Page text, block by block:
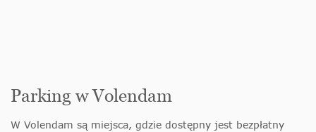
Parking w Volendam
W Volendam są miejsca, gdzie dostępny jest bezpłatny